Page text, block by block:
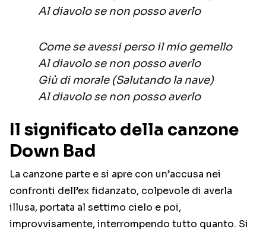
Al diavolo se non posso averlo
Come se avessi perso il mio gemello
Al diavolo se non posso averlo
Giù di morale (Salutando la nave)
Al diavolo se non posso averlo
Il significato della canzone
Down Bad
La canzone parte e si apre con un’accusa nei
confronti dell’ex fidanzato, colpevole di averla
illusa, portata al settimo cielo e poi,
improvvisamente, interrompendo tutto quanto. Si